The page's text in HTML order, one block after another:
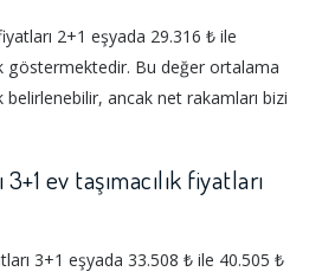
2+1 eşyada 29.316 ₺ ile
göstermektedir. Bu değer ortalama
ancak net rakamları bizi
ev taşımacılık fiyatları
3+1 eşyada 33.508 ₺ ile 40.505 ₺